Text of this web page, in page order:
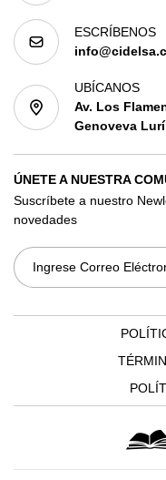
ESCRÍBENOS
UBÍCANOS
Av. Los
Genoveva
ÚNETE A NUESTRA
Suscríbete a nuestro
novedades